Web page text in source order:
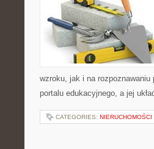
wzroku, jak i na rozpoznawaniu
portalu edukacyjnego, a jej
CATEGORIES: NIERUCHOMOŚCI